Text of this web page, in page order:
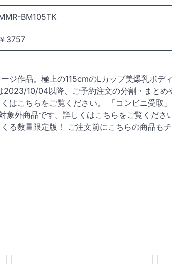
BM105TK
￥3757
ジ作品。極上の115cmのLカップ美爆乳ボ
2023/10/04以降、ご予約注文の分割・まとめ
はこちらをご覧ください。 「コンビニ受取
象外商品です。詳しくはこちらをご覧くださ
る数量限定版！ ご注文前にこちらの商品も